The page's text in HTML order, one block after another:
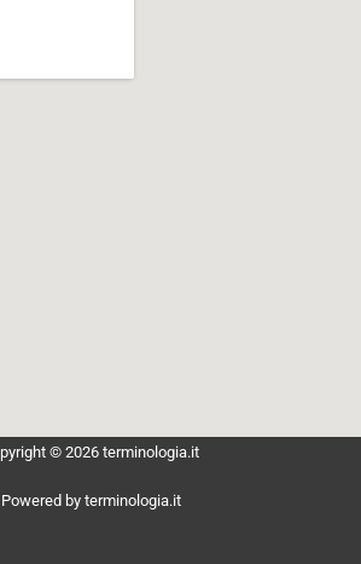
© 2026 terminologia.it
Powered by terminologia.it